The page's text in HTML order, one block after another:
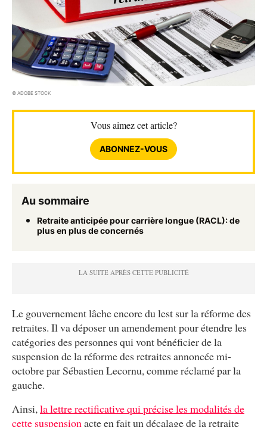
© ADOBE STOCK
Vous aimez cet article?
ABONNEZ-VOUS
Au sommaire
Retraite anticipée pour carrière longue (RACL): de
plus en plus de concernés
Le gouvernement lâche encore du lest sur la réforme des
retraites. Il va déposer un amendement pour étendre les
catégories des personnes qui vont bénéficier de la
suspension de la réforme des retraites annoncée mi-
octobre par Sébastien Lecornu, comme réclamé par la
gauche.
Ainsi,la lettre rectificative qui précise les modalités de
cette suspensionacte en fait un décalage de la retraite